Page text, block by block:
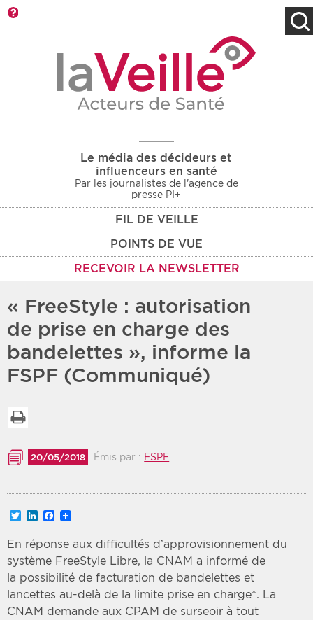
Le média des décideurs et
influenceurs en santé
Par les journalistes de l'agence de
presse PI+
FIL DE VEILLE
POINTS DE VUE
RECEVOIR LA NEWSLETTER
Rendez-vous des 7
prochains jours
Recherche par mots clés
Type d'information
Rendez-vous
Protection sociale
Médico-social
Zone géographique
Choisir une date de débutChoisir une date de fin
Tri
Chronologique
« FreeStyle : autorisation
de prise en charge des
bandelettes », informe la
FSPF (Communiqué)
20/05/2018 Émis par : FSPF
TwitterLinkedInFacebook
En réponse aux difficultés d’approvisionnement du
système FreeStyle Libre, la CNAM a informé de
la possibilité de facturation de bandelettes et
lancettes au-delà de la limite prise en charge*. La
CNAM demande aux CPAM de surseoir à tout